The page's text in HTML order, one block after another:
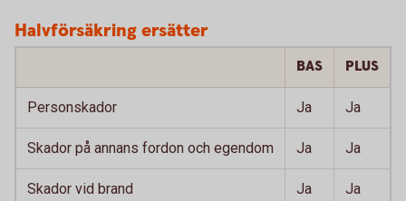
Halvförsäkring ersätter
BAS PLUS
Personskador Ja Ja
Skador på annans fordon och egendom Ja Ja
Skador vid brand Ja Ja